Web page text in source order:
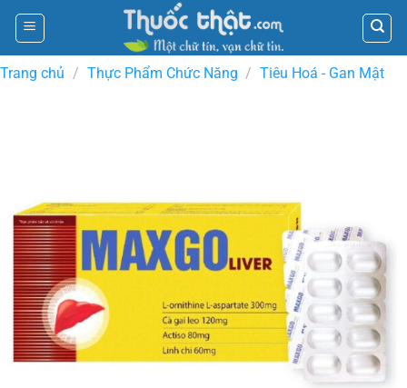
Skip
content
Trang chủ / Thực Phẩm Chức Năng / Tiêu Hoá - Gan Mật